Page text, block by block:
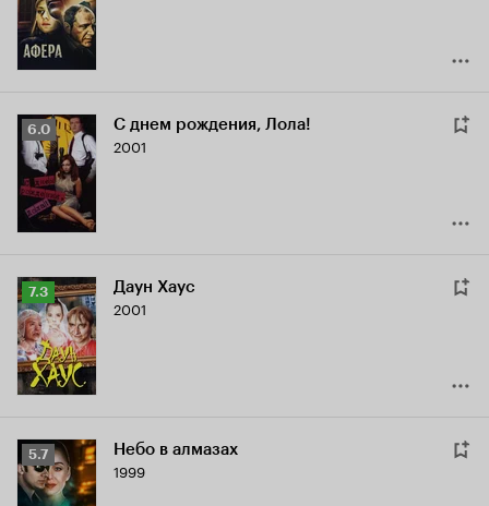
4.8
Рейтинг
Кинопоиска
6.0
6.0 С днем рождения, Лола!
2001
Рейтинг
Кинопоиска
7.3
7.3 Даун Хаус
2001
Рейтинг
Кинопоиска
5.7
5.7 Небо в алмазах
1999